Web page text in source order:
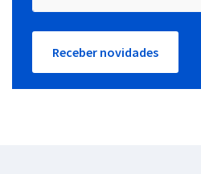
Receber novidades